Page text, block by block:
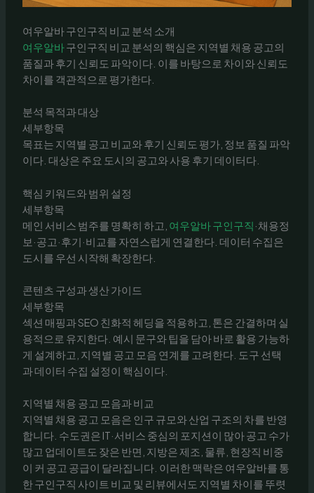
여우알바 구인구직 비교 분석 소개
여우알바구인구직 비교 분석의 핵심은 지역별 채용 공고의
품질과 후기 신뢰도 파악이다. 이를 바탕으로 차이와 신뢰도
차이를 객관적으로 평가한다.
분석 목적과 대상
세부항목
목표는 지역별 공고 비교와 후기 신뢰도 평가, 정보 품질 파악
이다. 대상은 주요 도시의 공고와 사용 후기 데이터다.
핵심 키워드와 범위 설정
세부항목
메인 서비스 범주를 명확히 하고, 여우알바 구인구직 ·채용정
보·공고·후기·비교를 자연스럽게 연결한다. 데이터 수집은
도시를 우선 시작해 확장한다.
콘텐츠 구성과 생산 가이드
세부항목
섹션 매핑과 SEO 친화적 헤딩을 적용하고, 톤은 간결하며 실
용적으로 유지한다. 예시 문구와 팁을 담아 바로 활용 가능하
게 설계하고, 지역별 공고 모음 연계를 고려한다. 도구 선택
과 데이터 수집 설정이 핵심이다.
지역별 채용 공고 모음과 비교
지역별 채용 공고 모음은 인구 규모와 산업 구조의 차를 반영
합니다. 수도권은 IT·서비스 중심의 포지션이 많아 공고 수가
많고 업데이트도 잦은 반면, 지방은 제조, 물류, 현장직 비중
이 커 공고 공급이 달라집니다. 이러한 맥락은 여우알바를 통
한 구인구직 사이트 비교 및 리뷰에서도 지역별 차이를 뚜렷